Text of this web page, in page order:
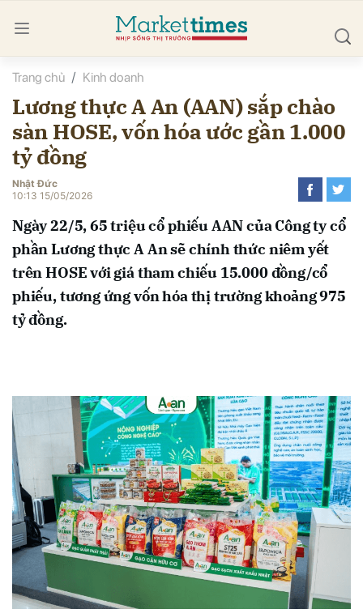
Trang chủ Kinh doanh
Lương thực A An (AAN) sắp chào
sàn HOSE, vốn hóa ước gần 1.000
tỷ đồng
Nhật Đức
10:13 15/05/2026
Ngày 22/5, 65 triệu cổ phiếu AAN của Công ty cổ
phần Lương thực A An sẽ chính thức niêm yết
trên HOSE với giá tham chiếu 15.000 đồng/cổ
phiếu, tương ứng vốn hóa thị trường khoảng 975
tỷ đồng.
luận
Hủy